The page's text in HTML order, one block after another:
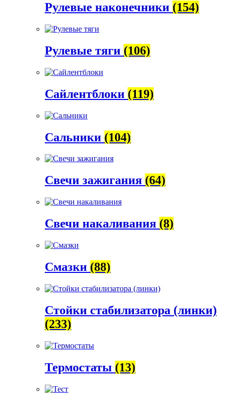
Рулевые наконечники (154)
Рулевые тяги (106)
Сайлентблоки (119)
Сальники (104)
Свечи зажигания (64)
Свечи накаливания (8)
Смазки (88)
Стойки стабилизатора (линки)
(233)
Термостаты (13)